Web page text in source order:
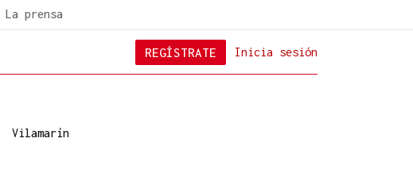
La prensa
Inicia sesión
REGÍSTRATE
Vilamarín